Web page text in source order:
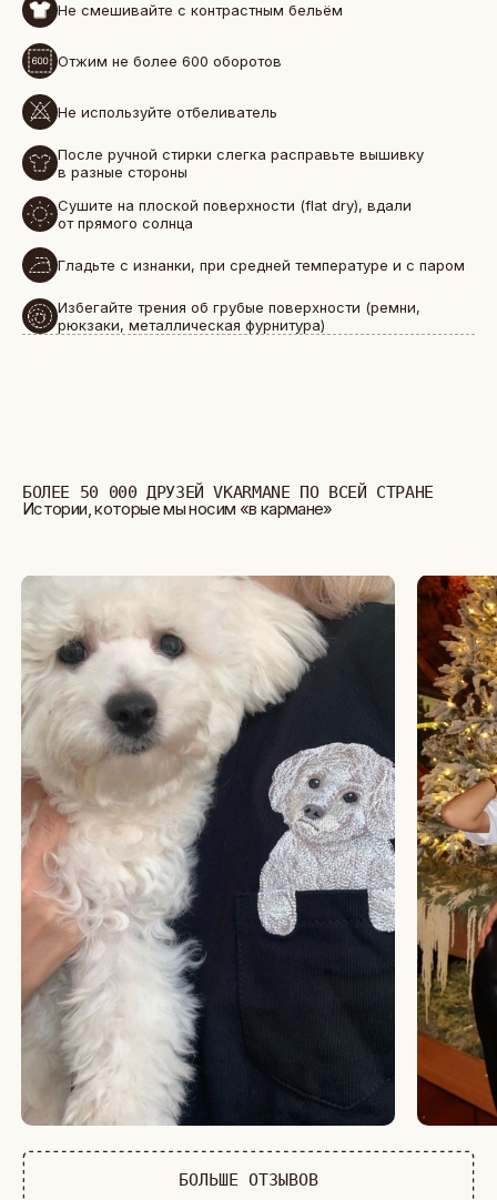
Не смешивайте с контрастным бельём
Отжим не более 600 оборотов
Не используйте отбеливатель
После ручной стирки слегка расправьте вышивку
в разные стороны
Сушите на плоской поверхности (flat dry), вдали
от прямого солнца
Гладьте с изнанки, при средней температуре и с паром
Избегайте трения об грубые поверхности (ремни,
рюкзаки, металлическая фурнитура)
БОЛЕЕ 50 000 ДРУЗЕЙ VKARMANE ПО ВСЕЙ СТРАНЕ
Истории, которые мы носим «в кармане»
БОЛЬШЕ ОТЗЫВОВ
СТУДИЯ ВЫШИВКИ.
ПРЕМИАЛЬНЫЕ ВЕЩИ С ВЫШИВКОЙ ЖИВОТНЫХ,
СОЗДАННЫЕ СПЕЦИАЛЬНО ДЛЯ ВАС.
КАТАЛОГ
АФРИКА
ОБЕЗЬЯНЫ
СОБАКИ
КОШКИ
ДИКИЕ КОШКИ
ТАЙГА
РАСПРОДАЖА